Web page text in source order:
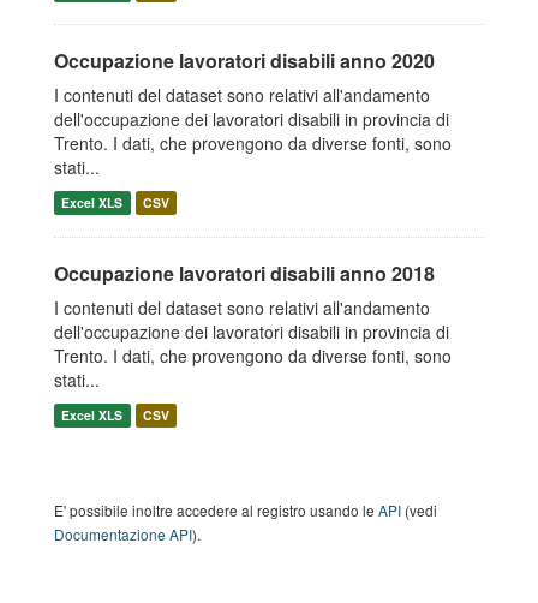
Occupazione lavoratori disabili anno 2020
I contenuti del dataset sono relativi all'andamento
dell'occupazione dei lavoratori disabili in provincia di
Trento. I dati, che provengono da diverse fonti, sono
stati...
Excel XLS CSV
Occupazione lavoratori disabili anno 2018
I contenuti del dataset sono relativi all'andamento
dell'occupazione dei lavoratori disabili in provincia di
Trento. I dati, che provengono da diverse fonti, sono
stati...
Excel XLS CSV
E' possibile inoltre accedere al registro usando le API (vedi
Documentazione API).